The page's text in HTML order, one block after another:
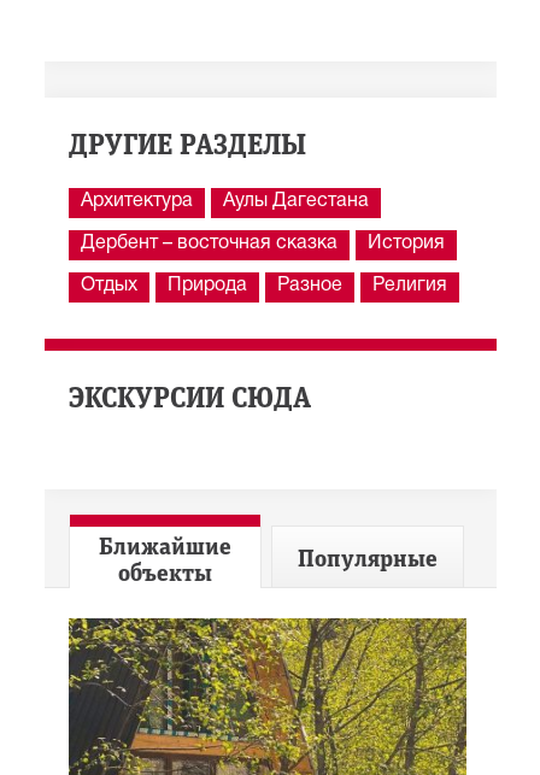
ДРУГИЕ РАЗДЕЛЫ
Архитектура Аулы Дагестана
Дербент – восточная сказка История
Отдых Природа Разное Религия
ЭКСКУРСИИ СЮДА
Ближайшие
объекты
Популярные